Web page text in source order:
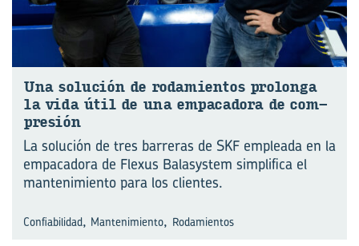
Una so­lu­ción de ro­da­mien­tos pro­lon­ga
la vida útil de una em­pa­ca­do­ra de com­
pre­sión
La solución de tres barreras de SKF empleada en la
empacadora de Flexus Balasystem simplifica el
mantenimiento para los clientes.
Confiabilidad, Mantenimiento, Rodamientos